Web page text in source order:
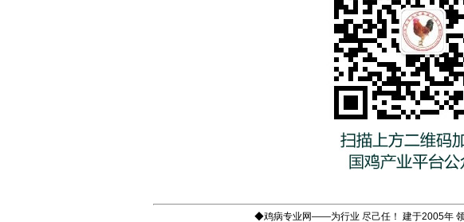
◆鸡病专业网——为行业 尽己任！ 建于2005年